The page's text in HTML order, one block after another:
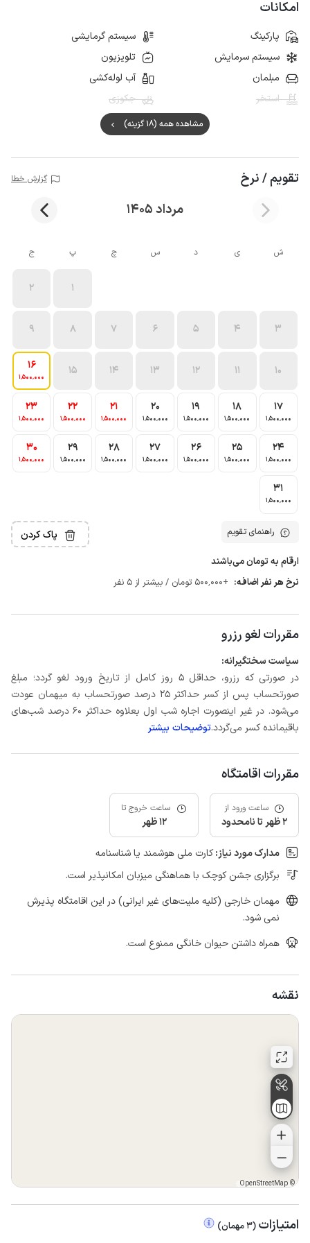
امکانات
پارکینگ
سیستم گرمایشی
سیستم سرمایش
تلویزیون
مبلمان
آب لوله‌کشی
استخر
جکوزی
مشاهده همه (18 گزینه)
تقویم / نرخ گزارش خطا
مرداد 1405
ش ی د س چ پ ج
1
2
3
4
5
6
7
8
9
10
11
12
13
14
15
16
1٬500٬000
17
1٬500٬000
18
1٬500٬000
19
1٬500٬000
20
1٬500٬000
21
1٬500٬000
22
1٬500٬000
23
1٬500٬000
24
1٬500٬000
25
1٬500٬000
26
1٬500٬000
27
1٬500٬000
28
1٬500٬000
29
1٬500٬000
30
1٬500٬000
31
1٬500٬000
راهنمای تقویم پاک کردن
ارقام به تومان می‌باشند
نرخ هر نفر اضافه: +500٬000 تومان / بیشتر از 5 نفر
مقررات لغو رزرو
سیاست سختگیرانه:
در صورتی که رزرو، حداقل 5 روز کامل از تاریخ ورود لغو گردد؛ مبلغ
صورتحساب پس از کسر حداکثر 25 درصد صورتحساب به میهمان عودت
می‌شود. در غیر اینصورت اجاره شب اول بعلاوه حداکثر 60 درصد شب‌های
باقیمانده کسر می‌گردد.توضیحات بیشتر
مقررات اقامتگاه
ساعت ورود از
2 ظهر تا نامحدود
ساعت خروج تا
12 ظهر
مدارک مورد نیاز:کارت ملی هوشمند یا شناسنامه
برگزاری جشن کوچک با هماهنگی میزبان امکانپذیر است.
مهمان خارجی (کلیه ملیت‌های غیر ایرانی) در این اقامتگاه پذیرش
نمی شود.
همراه داشتن حیوان خانگی ممنوع است.
نقشه
©
OpenStreetMap
امتیازات (
3مهمان)